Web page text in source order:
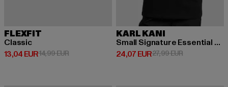
FLEXFIT
Classic
13,04 EUR
Derzeitiger Preis: 13,04 EUR
14,99 EURAktionspreis: 14,99 EUR
KARL KANI
Small Signature Essential Oversized
24,07 EUR
Derzeitiger Preis: 24,07 EUR
27,99 EURAktionspreis: